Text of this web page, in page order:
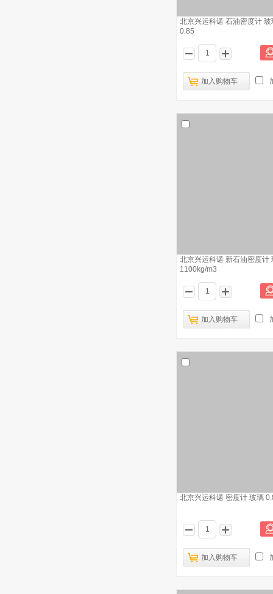
北京兴运科诺 石油密度计
0.85
加入购物车
北京兴运科诺 新石油密度计
1100kg/m3
加入购物车
北京兴运科诺 密度计 玻璃
加入购物车